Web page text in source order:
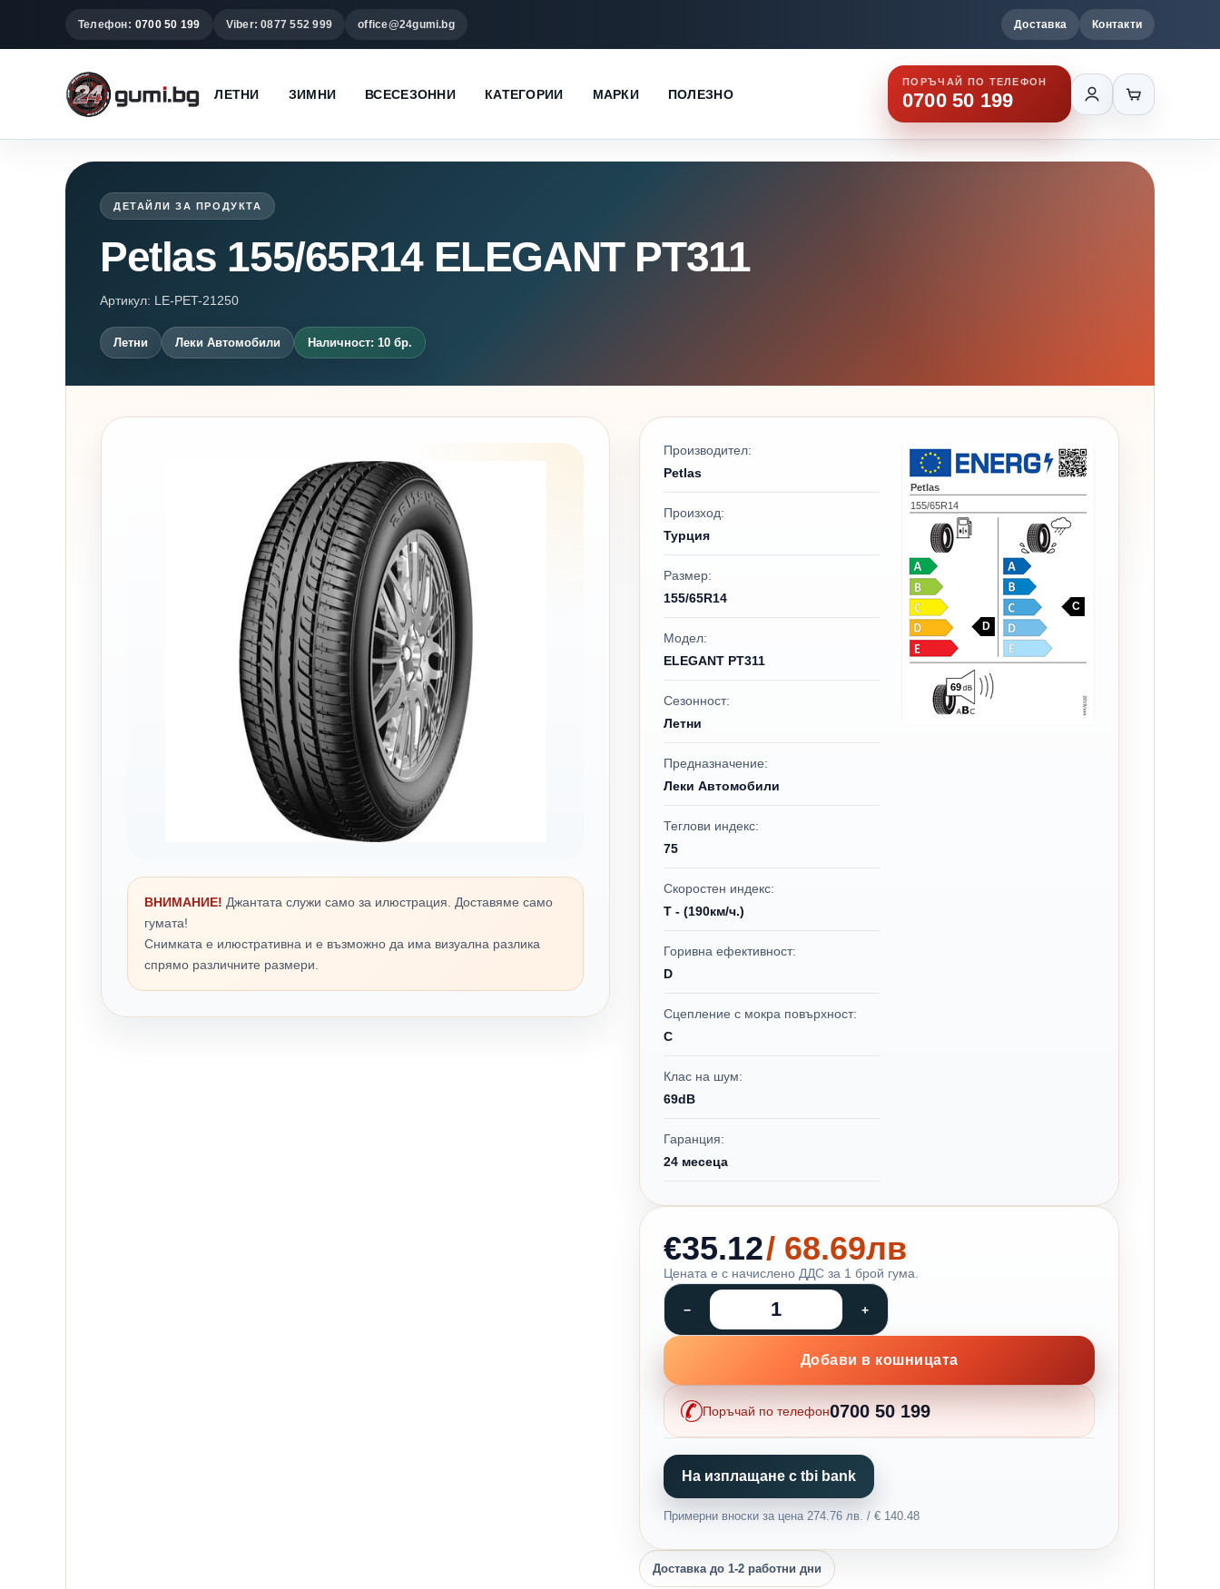
Телефон: 0700 50 199 Viber: 0877 552 999 office@24gumi.bg Доставка Контакти
ЛЕТНИ ЗИМНИ ВСЕСЕЗОННИ КАТЕГОРИИ МАРКИ ПОЛЕЗНО
ПОРЪЧАЙ ПО ТЕЛЕФОН
0700 50 199
ДЕТАЙЛИ ЗА ПРОДУКТА
Petlas 155/65R14 ELEGANT PT311
Артикул: LE-PET-21250
Летни Леки Автомобили Наличност: 10 бр.
ВНИМАНИЕ! Джантата служи само за илюстрация. Доставяме само
гумата!
Снимката е илюстративна и е възможно да има визуална разлика
спрямо различните размери.
Производител:
Petlas
Произход:
Турция
Размер:
155/65R14
Модел:
ELEGANT PT311
Сезонност:
Летни
Предназначение:
Леки Автомобили
Теглови индекс:
75
Скоростен индекс:
T - (190км/ч.)
Горивна ефективност:
D
Сцепление с мокра повърхност:
C
Клас на шум:
69dB
Гаранция:
24 месеца
Petlas
155/65R14
D
C
69
€35.12/ 68.69лв
Цената е с начислено ДДС за 1 брой гума.
Добави в кошницата
Поръчай по телефон0700 50 199
На изплащане с tbi bank
Примерни вноски за цена 274.76 лв. / € 140.48
Доставка до 1-2 работни дни